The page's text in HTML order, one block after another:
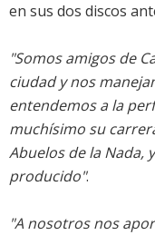
en sus dos discos
"Somos amigos de
ciudad y nos
entendemos a la
muchísimo su
Abuelos de la Nada,
producido".
"A nosotros nos